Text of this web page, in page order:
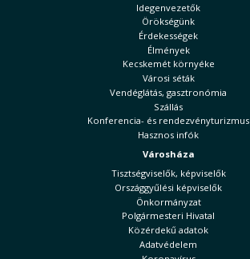
Idegenvezetők
Örökségünk
Érdekességek
Élmények
Kecskemét környéke
Városi séták
Vendéglátás, gasztronómia
Szállás
Konferencia- és rendezvényturizmus
Hasznos infók
Városháza
Tisztségviselők, képviselők
Országgyűlési képviselők
Önkormányzat
Polgármesteri Hivatal
Közérdekű adatok
Adatvédelem